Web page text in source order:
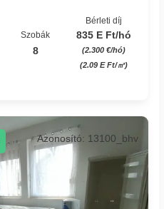
Szobák
8
Bérleti díj
835 E Ft/hó
(2.300 €/hó)
(2.09 E Ft/㎡)
Azonosító: 13100_bhv